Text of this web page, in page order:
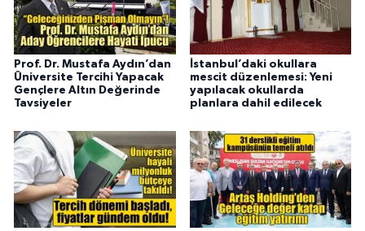
Prof. Dr. Mustafa Aydın’dan
Üniversite Tercihi Yapacak
Gençlere Altın Değerinde
Tavsiyeler
İstanbul’daki okullara
mescit düzenlemesi: Yeni
yapılacak okullarda
planlara dahil edilecek